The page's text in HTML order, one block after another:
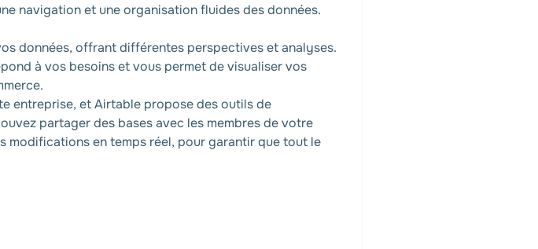
navigation et une organisation fluides des données.
données, offrant différentes perspectives et analyses.
à vos besoins et vous permet de visualiser vos
entreprise, et Airtable propose des outils de
partager des bases avec les membres de votre
modifications en temps réel, pour garantir que tout le